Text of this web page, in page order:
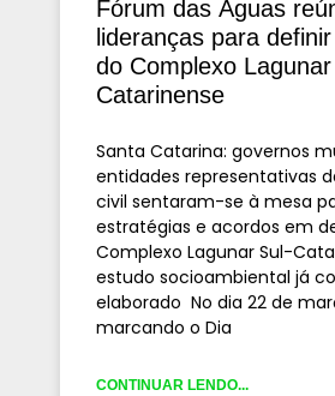
Fórum das Águas
lideranças para
do Complexo Lagunar
Catarinense
Santa Catarina: governos
entidades representativas
civil sentaram-se à mesa
estratégias e acordos em
Complexo Lagunar Sul-
estudo socioambiental já
elaborado No dia 22 de
marcando o Dia
CONTINUAR LENDO...